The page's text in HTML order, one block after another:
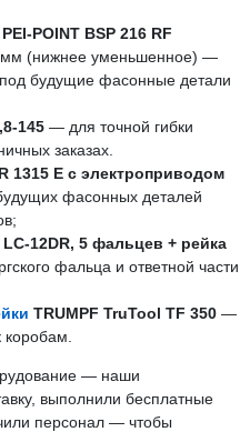
PEI-POINT BSP 216 RF
(нижнее уменьшенное) —
под будущие фасонные детали
145— для точной гибки
заказах.
1315 Е с электроприводом
фасонных деталей
LC-12DR, 5 фальцев + рейка
фальца и ответной части
TRUMPF TruTool TF 350—
— наши
выполнили бесплатные
персонал — чтобы